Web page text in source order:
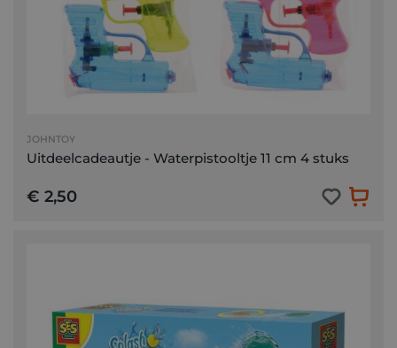
JOHNTOY
Uitdeelcadeautje - Waterpistooltje 11 cm 4 stuks
€ 2,50